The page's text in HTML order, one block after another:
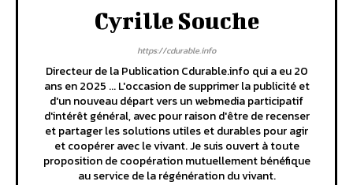
Cyrille Souche
https://cdurable.info
Directeur de la Publication Cdurable.info qui a eu 20
ans en 2025 ... L'occasion de supprimer la publicité et
d'un nouveau départ vers un webmedia participatif
d'intérêt général, avec pour raison d'être de recenser
et partager les solutions utiles et durables pour agir
et coopérer avec le vivant. Je suis ouvert à toute
proposition de coopération mutuellement bénéfique
au service de la régénération du vivant.